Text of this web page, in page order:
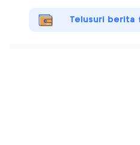
Telusuri berita